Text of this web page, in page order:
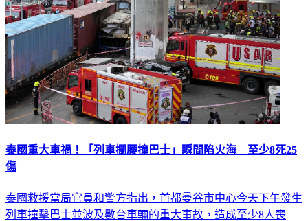
泰國重大車禍！「列車攔腰撞巴士」瞬間陷火海 至少8死25
泰國救援當局官員和警方指出，首都曼谷市中心今天下午發生